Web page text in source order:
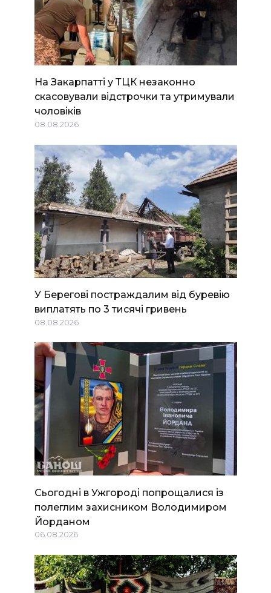
На Закарпатті у ТЦК незаконно
скасовували відстрочки та утримували
чоловіків
08.08.2026
У Берегові постраждалим від буревію
виплатять по 3 тисячі гривень
08.08.2026
Сьогодні в Ужгороді попрощалися із
полеглим захисником Володимиром
Йорданом
06.08.2026